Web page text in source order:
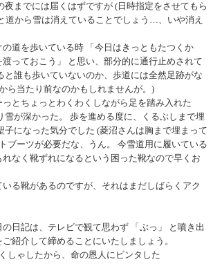
夜までには届くはずですが (日時指定をさせてもら
道から雪は消えていることでしょう…、いや消え
道を歩いている時 「今日はきっともたつくか
っておこう」 と思い、部分的に通行止めされて
と誰も歩いていないのか、歩道には全然足跡がな
ら当たり前なのかもしれませんが。)
とちょっとわくわくしながら足を踏み入れた
が深かった。 歩を進める度に、くるぶしまで埋
子になった気分でした (菱沼さんは胸まで埋まって
ブーツが必要だな、うん。 今雪道用に履いている
なく靴ずれになるという困った靴なので早くお
る靴があるのですが、それはまだしばらくアク
日記は、テレビで観て思わず 「ぶっ」 と噴き出
紹介して締めることにいたしましょう。
しゃしたから、命の恩人にビンタした